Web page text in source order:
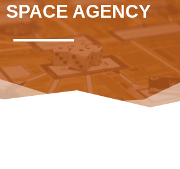
SPACE AGENCY